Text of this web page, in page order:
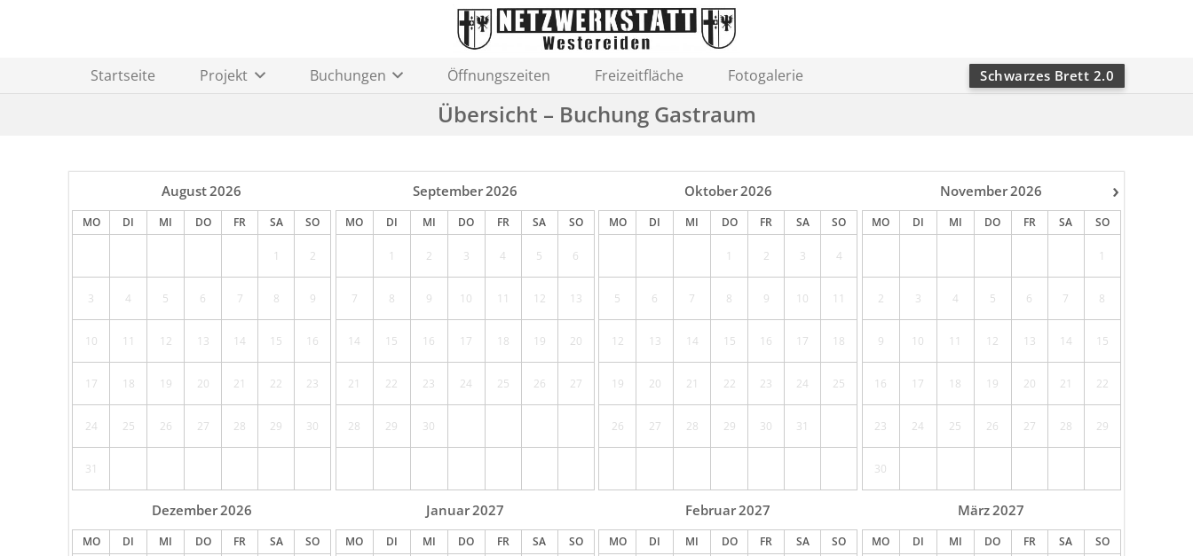
Startseite Projekt Buchungen Öffnungszeiten Freizeitfläche Fotogalerie Schwarzes Brett 2.0
Übersicht – Buchung Gastraum
›
August2026
MO DI MI DO FR SA SO
1 2
3 4 5 6 7 8 9
10 11 12 13 14 15 16
17 18 19 20 21 22 23
24 25 26 27 28 29 30
31
September2026
MO DI MI DO FR SA SO
1 2 3 4 5 6
7 8 9 10 11 12 13
14 15 16 17 18 19 20
21 22 23 24 25 26 27
28 29 30
Oktober2026
MO DI MI DO FR SA SO
1 2 3 4
5 6 7 8 9 10 11
12 13 14 15 16 17 18
19 20 21 22 23 24 25
26 27 28 29 30 31
November2026
MO DI MI DO FR SA SO
1
2 3 4 5 6 7 8
9 10 11 12 13 14 15
16 17 18 19 20 21 22
23 24 25 26 27 28 29
30
Dezember2026
MO DI MI DO FR SA SO
Januar2027
MO DI MI DO FR SA SO
Februar2027
MO DI MI DO FR SA SO
März2027
MO DI MI DO FR SA SO